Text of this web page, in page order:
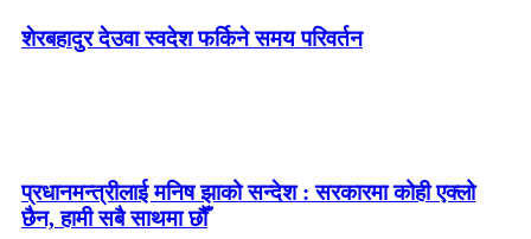
शेरबहादुर देउवा स्वदेश फर्किने समय परिवर्तन
प्रधानमन्त्रीलाई मनिष झाको सन्देश : सरकारमा कोही एक्लो
छैन, हामी सबै साथमा छौँ